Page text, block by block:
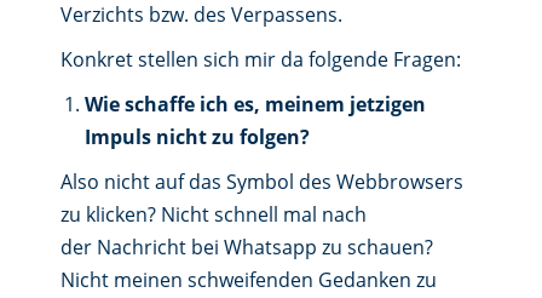
Verzichts bzw. des Verpassens.
Konkret stellen sich mir da folgende Fragen:
Wie schaffe ich es, meinem jetzigen
Impuls nicht zu folgen?
Also nicht auf das Symbol des Webbrowsers
zu klicken? Nicht schnell mal nach
der Nachricht bei Whatsapp zu schauen?
Nicht meinen schweifenden Gedanken zu